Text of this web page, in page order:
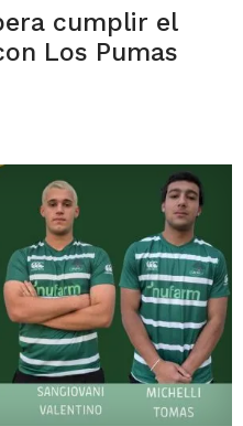
cumplir el
Los Pumas